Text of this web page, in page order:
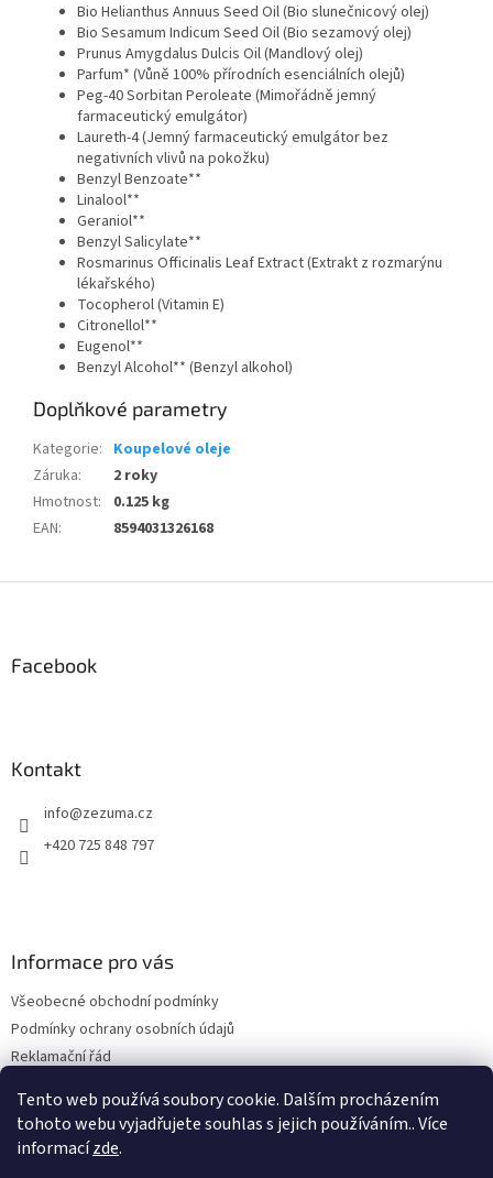
Tento web používá soubory cookie. Dalším procházením
tohoto webu vyjadřujete souhlas s jejich používáním.. Více
informacízde.
Bio Helianthus Annuus Seed Oil (Bio slunečnicový olej)
Bio Sesamum Indicum Seed Oil (Bio sezamový olej)
Prunus Amygdalus Dulcis Oil (Mandlový olej)
Parfum* (Vůně 100% přírodních esenciálních olejů)
Peg-40 Sorbitan Peroleate (Mimořádně jemný
farmaceutický emulgátor)
Laureth-4 (Jemný farmaceutický emulgátor bez
negativních vlivů na pokožku)
Benzyl Benzoate**
Linalool**
Geraniol**
Benzyl Salicylate**
Rosmarinus Officinalis Leaf Extract (Extrakt z rozmarýnu
lékařského)
Tocopherol (Vitamin E)
Citronellol**
Eugenol**
Benzyl Alcohol** (Benzyl alkohol)
Doplňkové parametry
Kategorie: Koupelové oleje
Záruka:
2 roky
Hmotnost:
0.125 kg
EAN: 8594031326168
Facebook
Kontakt
info@zezuma.cz
+420 725 848 797
Informace pro vás
Všeobecné obchodní podmínky
Podmínky ochrany osobních údajů
Reklamační řád
Napište nám